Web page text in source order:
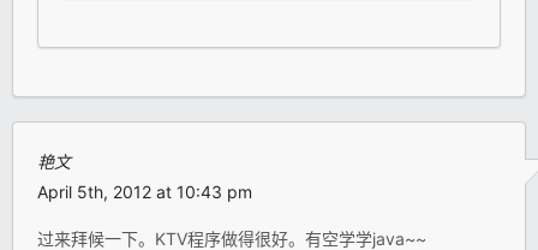
艳文
April 5th, 2012 at 10:43 pm
过来拜候一下。KTV程序做得很好。有空学学java~~